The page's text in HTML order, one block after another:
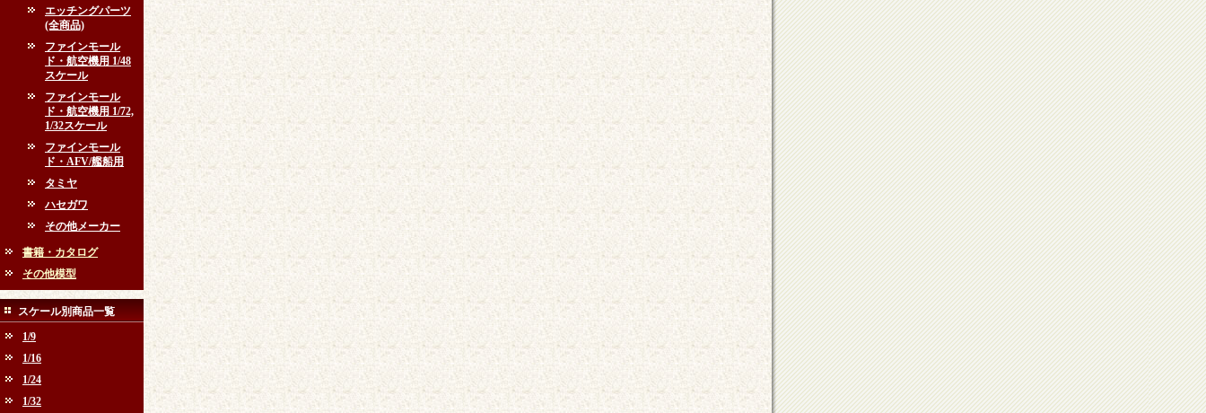
エッチングパーツ
(全商品)
ファインモール
ド・航空機用 1/48
スケール
ファインモール
ド・航空機用 1/72,
1/32スケール
ファインモール
ド・AFV/艦船用
タミヤ
ハセガワ
その他メーカー
書籍・カタログ
その他模型
スケール別商品一覧
1/9
1/16
1/24
1/32